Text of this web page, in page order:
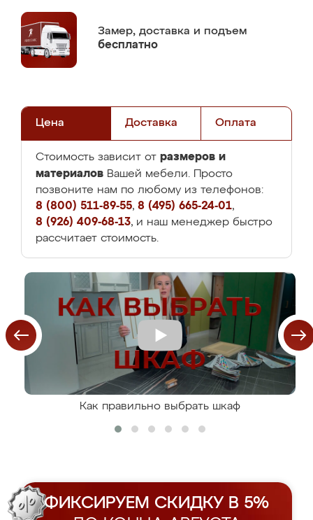
Замер, доставка и подъем
бесплатно
Цена Доставка Оплата
Стоимость зависит от размеров и
материалов Вашей мебели. Просто
позвоните нам по любому из телефонов:
8 (800) 511-89-55, 8 (495) 665-24-01,
8 (926) 409-68-13, и наш менеджер быстро
рассчитает стоимость.
Как правильно выбрать шкаф
ФИКСИРУЕМ СКИДКУ В 5%